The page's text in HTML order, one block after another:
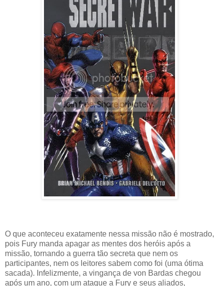
O que aconteceu exatamente nessa missão não é mostrado,
pois Fury manda apagar as mentes dos heróis após a
missão, tornando a guerra tão secreta que nem os
participantes, nem os leitores sabem como foi (uma ótima
sacada). Infelizmente, a vingança de von Bardas chegou
após um ano, com um ataque a Fury e seus aliados,